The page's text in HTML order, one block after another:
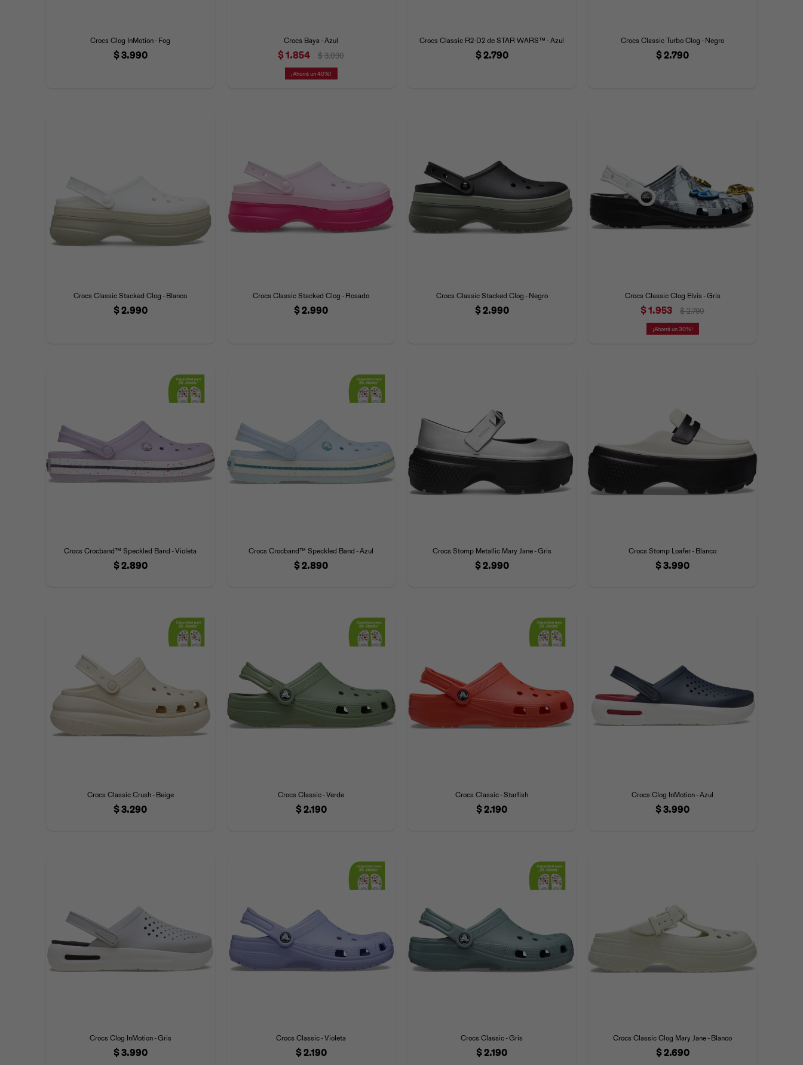
Crocs Clog InMotion - Fog
$3.990
Crocs Baya - Azul
$1.854 $ 3.090
40
Crocs Classic R2-D2 de STAR WARS™ - Azul
$2.790
Crocs Classic Turbo Clog - Negro
$2.790
Crocs Classic Stacked Clog - Blanco
$2.990
Crocs Classic Stacked Clog - Rosado
$2.990
Crocs Classic Stacked Clog - Negro
$2.990
Crocs Classic Clog Elvis - Gris
$1.953 $ 2.790
30
Crocs Crocband™ Speckled Band - Violeta
$2.890
Crocs Crocband™ Speckled Band - Azul
$2.890
Crocs Stomp Metallic Mary Jane - Gris
$2.990
Crocs Stomp Loafer - Blanco
$3.990
Crocs Classic Crush - Beige
$3.290
Crocs Classic - Verde
$2.190
Crocs Classic - Starfish
$2.190
Crocs Clog InMotion - Azul
$3.990
Crocs Clog InMotion - Gris
$3.990
Crocs Classic - Violeta
$2.190
Crocs Classic - Gris
$2.190
Crocs Classic Clog Mary Jane - Blanco
$2.690